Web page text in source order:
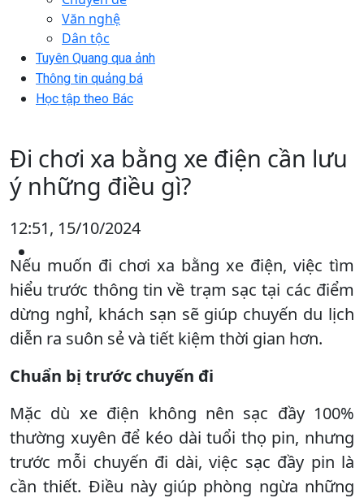
Văn nghệ
Dân tộc
Tuyên Quang qua ảnh
Thông tin quảng bá
Học tập theo Bác
Đi chơi xa bằng xe điện cần lưu
ý những điều gì?
12:51, 15/10/2024
Nếu muốn đi chơi xa bằng xe điện, việc tìm
hiểu trước thông tin về trạm sạc tại các điểm
dừng nghỉ, khách sạn sẽ giúp chuyến du lịch
diễn ra suôn sẻ và tiết kiệm thời gian hơn.
Chuẩn bị trước chuyến đi
Mặc dù xe điện không nên sạc đầy 100%
thường xuyên để kéo dài tuổi thọ pin, nhưng
trước mỗi chuyến đi dài, việc sạc đầy pin là
cần thiết. Điều này giúp phòng ngừa những